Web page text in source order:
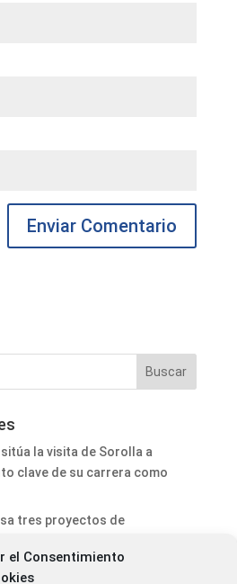
el Consentimiento
la visita de Sorolla a
clave de su carrera como
tres proyectos de